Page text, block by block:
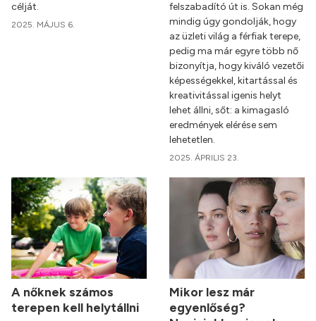
célját.
2025. MÁJUS 6.
felszabadító út is. Sokan még
mindig úgy gondolják, hogy
az üzleti világ a férfiak terepe,
pedig ma már egyre több nő
bizonyítja, hogy kiváló vezetői
képességekkel, kitartással és
kreativitással igenis helyt
lehet állni, sőt: a kimagasló
eredmények elérése sem
lehetetlen.
2025. ÁPRILIS 23.
A nőknek számos
terepen kell helytállni
Mikor lesz már
egyenlőség?